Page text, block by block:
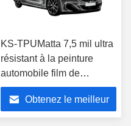
KS-TPUMatta 7,5 mil ultra
résistant à la peinture
automobile film de
protection TPU aliphatique
Obtenez le meilleur